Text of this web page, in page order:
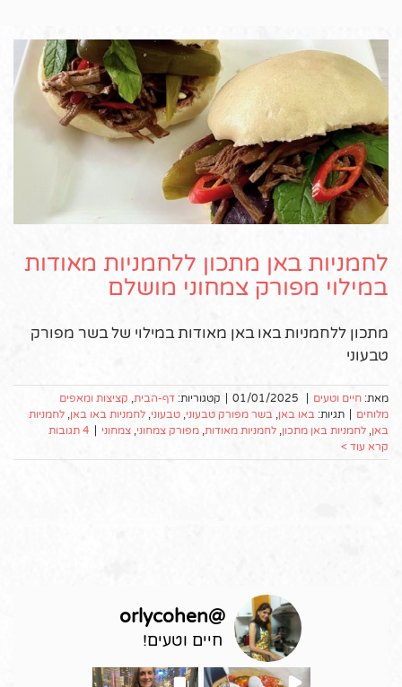
לחמניות באן מתכון ללחמניות מאודות
במילוי מפורק צמחוני מושלם
מתכון ללחמניות באו באן מאודות במילוי של בשר מפורק
טבעוני
מאת: חיים וטעים 01/01/2025 קטגוריות: דף-הבית, קציצות ומאפים
מלוחים
תגיות: באו באן, בשר מפורק טבעוני, טבעוני, לחמניות באו באן, לחמניות
באן, לחמניות באן מתכון, לחמניות מאודות, מפורק צמחוני, צמחוני
4 תגובות
קרא עוד >
@
orlycohen
חיים וטעים!